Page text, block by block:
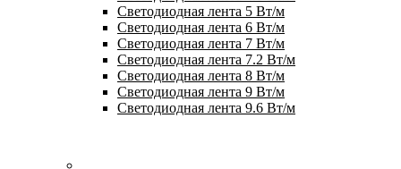
Светодиодная лента 5 Вт/м
Светодиодная лента 6 Вт/м
Светодиодная лента 7 Вт/м
Светодиодная лента 7.2 Вт/м
Светодиодная лента 8 Вт/м
Светодиодная лента 9 Вт/м
Светодиодная лента 9.6 Вт/м